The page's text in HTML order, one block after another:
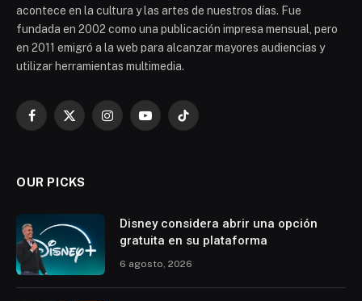
acontece en la cultura y las artes de nuestros días. Fue
fundada en 2002 como una publicación impresa mensual, pero
en 2011 emigró a la web para alcanzar mayores audiencias y
utilizar herramientas multimedia.
Facebook
X
InstagramYouTubeTikTok
OUR PICKS
Disney considera abrir una opción
gratuita en su plataforma
6 agosto, 2026